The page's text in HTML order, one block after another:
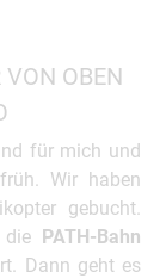
VON OBEN
für mich und
Wir haben
gebucht.
PATH-Bahn
Dann geht es